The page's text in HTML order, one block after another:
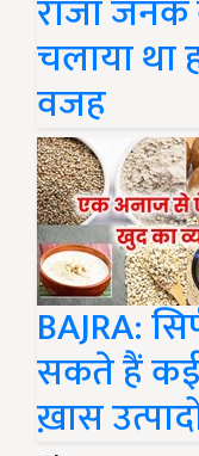
राजा
चलाया
वजह
BAJRA:
सकते हैं
ख़ास